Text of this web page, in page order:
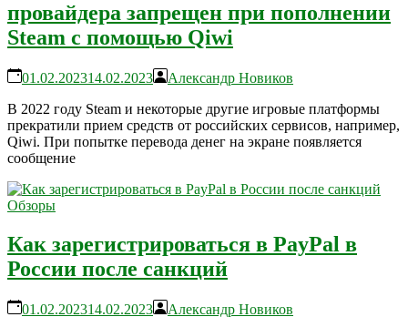
провайдера запрещен при пополнении
Steam с помощью Qiwi
01.02.202314.02.2023
Александр Новиков
В 2022 году Steam и некоторые другие игровые платформы
прекратили прием средств от российских сервисов, например,
Qiwi. При попытке перевода денег на экране появляется
сообщение
Обзоры
Как зарегистрироваться в PayPal в
России после санкций
01.02.202314.02.2023
Александр Новиков